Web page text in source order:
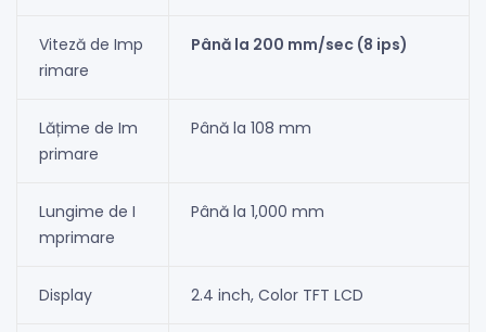
Viteză de Imp
rimare
Până la 200 mm/sec (8 ips)
Lățime de Im
primare
Până la 108 mm
Lungime de I
mprimare
Până la 1,000 mm
Display 2.4 inch, Color TFT LCD